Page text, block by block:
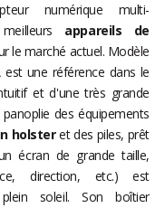
numérique multi-
appareils de
le marché actuel. Modèle
une référence dans le
et d'une très grande
des équipements
holsteret des piles, prêt
écran de grande taille,
direction, etc.) est
soleil. Son boîtier